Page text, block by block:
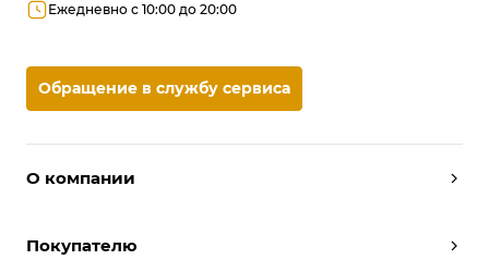
О компании
Условия работы
Покупателю
Ежедневно с 10:00 до 20:00
Обращение в службу сервиса